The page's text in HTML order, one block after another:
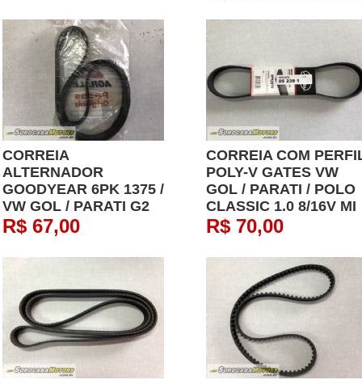
CORREIA
ALTERNADOR
GOODYEAR 6PK 1375 /
VW GOL / PARATI G2
R$ 67,00
CORREIA COM
POLY-V GATES VW
GOL / PARATI / POLO
CLASSIC 1.0 8/16V MI
R$ 70,00